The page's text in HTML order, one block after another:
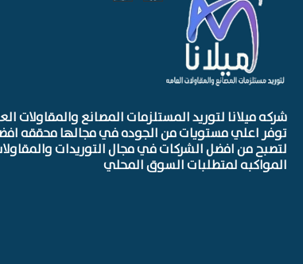
شركه ميلانا لتوريد المستلزمات المصانع والمقاولات
توفر اعلي مستويات من الجوده في مجالها محققه
لتصبح من افضل الشركات في مجال التوريدات
المواكبه لمتطلبات السوق المحلي